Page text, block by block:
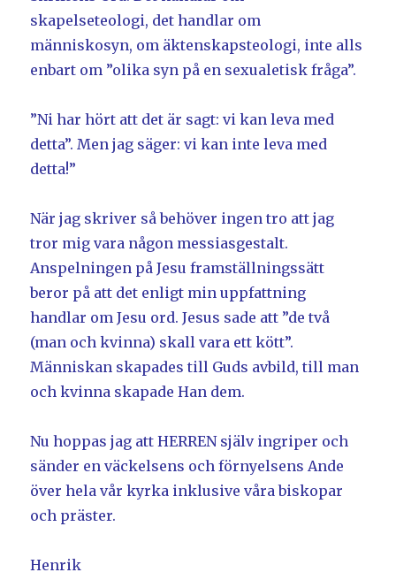
skapelseteologi, det handlar om
människosyn, om äktenskapsteologi, inte alls
enbart om ”olika syn på en sexualetisk fråga”.
”Ni har hört att det är sagt: vi kan leva med
detta”. Men jag säger: vi kan inte leva med
detta!”
När jag skriver så behöver ingen tro att jag
tror mig vara någon messiasgestalt.
Anspelningen på Jesu framställningssätt
beror på att det enligt min uppfattning
handlar om Jesu ord. Jesus sade att ”de två
(man och kvinna) skall vara ett kött”.
Människan skapades till Guds avbild, till man
och kvinna skapade Han dem.
Nu hoppas jag att HERREN själv ingriper och
sänder en väckelsens och förnyelsens Ande
över hela vår kyrka inklusive våra biskopar
och präster.
Henrik